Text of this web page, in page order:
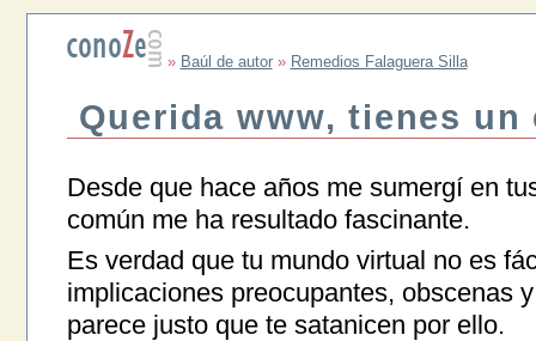
» Baúl de autor» Remedios Falaguera Silla
Querida www, tienes un
Desde que hace años me sumergí en
común me ha resultado fascinante.
Es verdad que tu mundo virtual no es
implicaciones preocupantes, obscenas
parece justo que te satanicen por ello.